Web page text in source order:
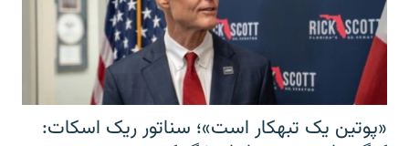
«پوتین یک تبهکار است»؛ سناتور ریک اسکات: